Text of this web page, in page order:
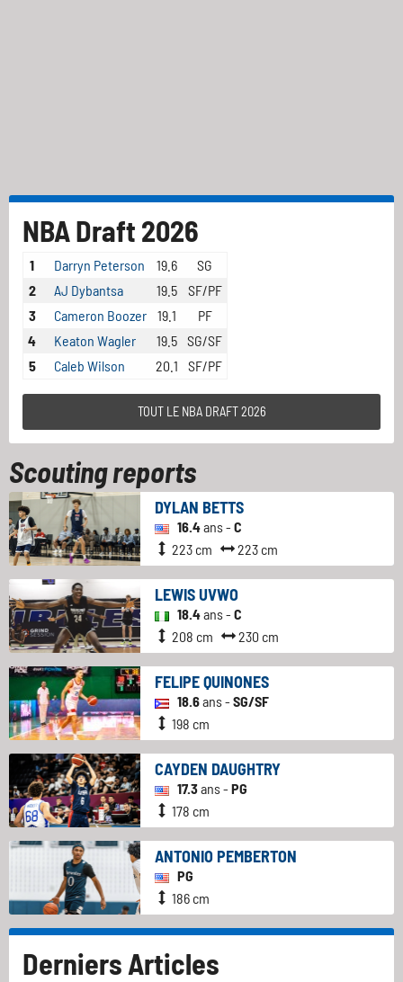
NBA Draft 2026
1 Darryn Peterson 19.6
SG
2
AJ Dybantsa 19.5
SF/PF
3
Cameron Boozer 19.1
PF
4
Keaton Wagler 19.5 SG/SF
5
Caleb Wilson 20.1 SF/PF
TOUT LE NBA DRAFT 2026
Scouting reports
DYLAN BETTS
16.4ans - C
223 cm
223 cm
LEWIS UVWO
18.4ans - C
208 cm
230 cm
FELIPE QUINONES
18.6ans - SG/SF
198 cm
CAYDEN DAUGHTRY
17.3ans - PG
178 cm
ANTONIO PEMBERTON
PG
186 cm
Derniers Articles